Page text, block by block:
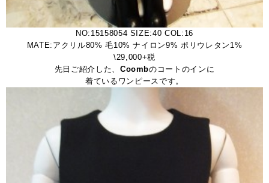
NO:15158054 SIZE:40 COL:16
MATE:アクリル80% 毛10% ナイロン9% ポリウレタン1%
\29,000+税
先日ご紹介した、 Coombのコートのインに
着ているワンピースです。